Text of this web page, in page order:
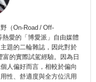
（On-Road / Off-
熱愛的「博愛派」自由媒體
題的二輪雜誌，因此對於
的實際試駕經驗。因為日
人偏好而言，相較於偏向
性、舒適度與全方位汎用